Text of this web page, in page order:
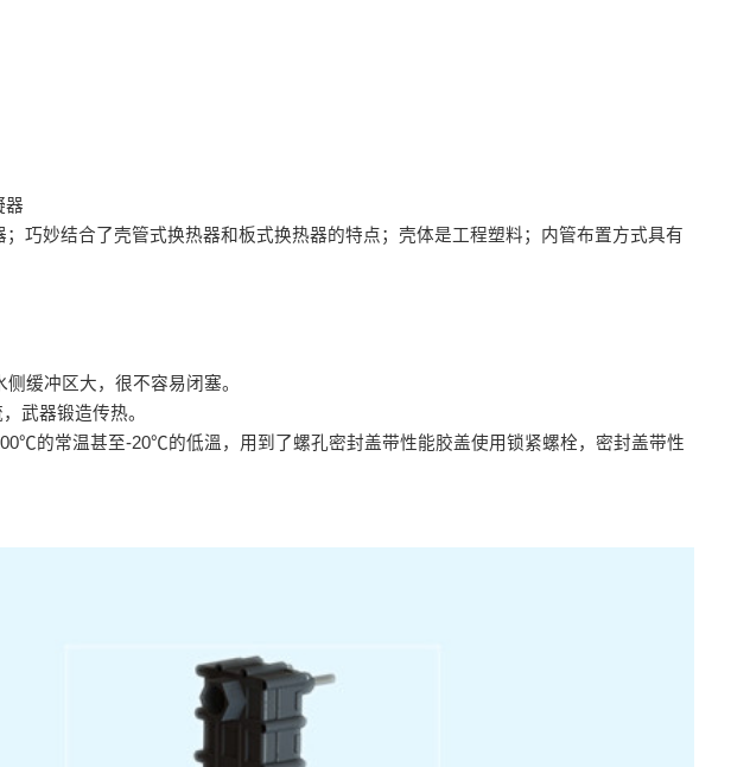
器
巧妙结合了壳管式换热器和板式换热器的特点；壳体是工程塑料；内管布置方式具有
缓冲区大，很不容易闭塞。
武器锻造传热。
的常温甚至-20℃的低溫，用到了螺孔密封盖带性能胶盖使用锁紧螺栓，密封盖带性